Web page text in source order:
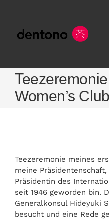
content
Women’s Club
Teezeremonie meines
meine
Präsidentin des
seit 1946 geworden bin.
Generalkonsul Hideyuki
besucht und eine Rede